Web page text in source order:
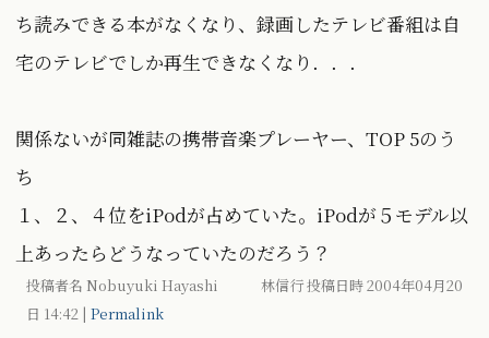
ち読みできる本がなくなり、録画したテレビ番組は自
宅のテレビでしか再生できなくなり．．．
関係ないが同雑誌の携帯音楽プレーヤー、TOP 5のう
ち
１、２、４位をiPodが占めていた。iPodが５モデル以
上あったらどうなっていたのだろう？
投稿者名 Nobuyuki Hayashi 林信行 投稿日時 2004年04月20
日 14:42 | Permalink